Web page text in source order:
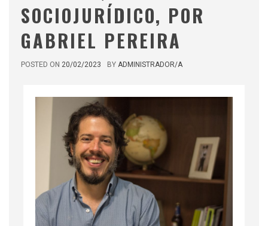
SOCIOJURÍDICO, POR
GABRIEL PEREIRA
POSTED ON 20/02/2023 BYADMINISTRADOR/A